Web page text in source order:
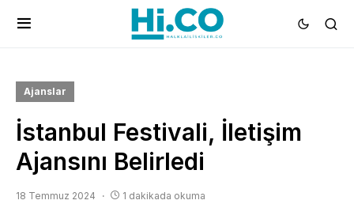
Ajanslar
İstanbul Festivali, İletişim
Ajansını Belirledi
18 Temmuz 2024 1 dakikada okuma